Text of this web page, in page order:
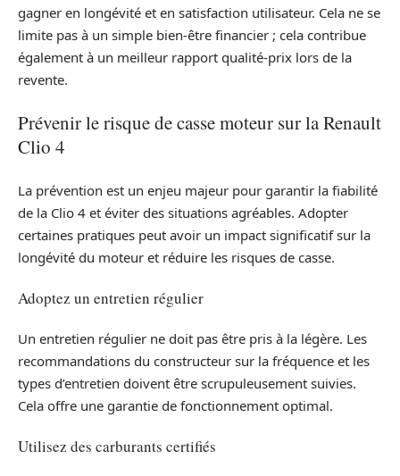
gagner en longévité et en satisfaction utilisateur. Cela ne se
limite pas à un simple bien-être financier ; cela contribue
également à un meilleur rapport qualité-prix lors de la
revente.
Prévenir le risque de casse moteur sur la Renault
Clio 4
La prévention est un enjeu majeur pour garantir la fiabilité
de la Clio 4 et éviter des situations agréables. Adopter
certaines pratiques peut avoir un impact significatif sur la
longévité du moteur et réduire les risques de casse.
Adoptez un entretien régulier
Un entretien régulier ne doit pas être pris à la légère. Les
recommandations du constructeur sur la fréquence et les
types d’entretien doivent être scrupuleusement suivies.
Cela offre une garantie de fonctionnement optimal.
Utilisez des carburants certifiés